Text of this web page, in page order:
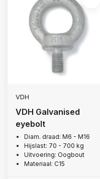
VDH
VDH Galvanised
eyebolt
Diam. draad: M6 - M16
Hijslast: 70 - 700 kg
Uitvoering: Oogbout
Materiaal: C15